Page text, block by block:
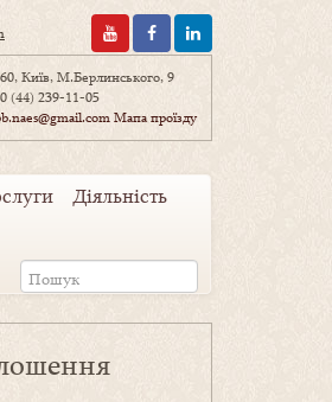
Київ, М.Берлинського, 9
(44) 239-11-05
Мапа проїзду
Діяльність